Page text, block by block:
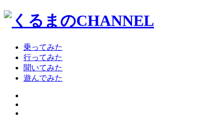
乗ってみた
行ってみた
聞いてみた
遊んでみた